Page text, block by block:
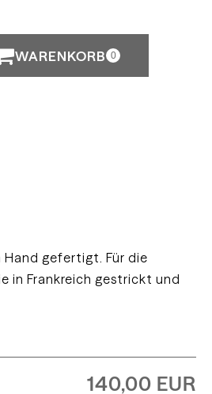
WARENKORB 0
Hand gefertigt. Für die
in Frankreich gestrickt und
140,00 EUR